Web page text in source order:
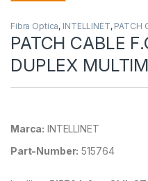
Fibra Optica, INTELLINET, PATCH
PATCH CABLE
DUPLEX
Marca: INTELLINET
Part-Number: 515764